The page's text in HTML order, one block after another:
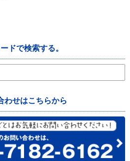
ドで検索する。
わせはこちらから